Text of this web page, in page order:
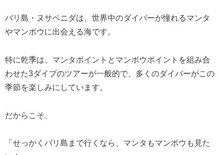
バリ島・ヌサペニダは、世界中のダイバーが憧れるマンタ
やマンボウに出会える海です。
特に乾季は、マンタポイントとマンボウポイントを組み合
わせた3ダイブのツアーが一般的で、多くのダイバーがこの
季節を楽しみにしています。
だからこそ、
「せっかくバリ島まで行くなら、マンタもマンボウも見た